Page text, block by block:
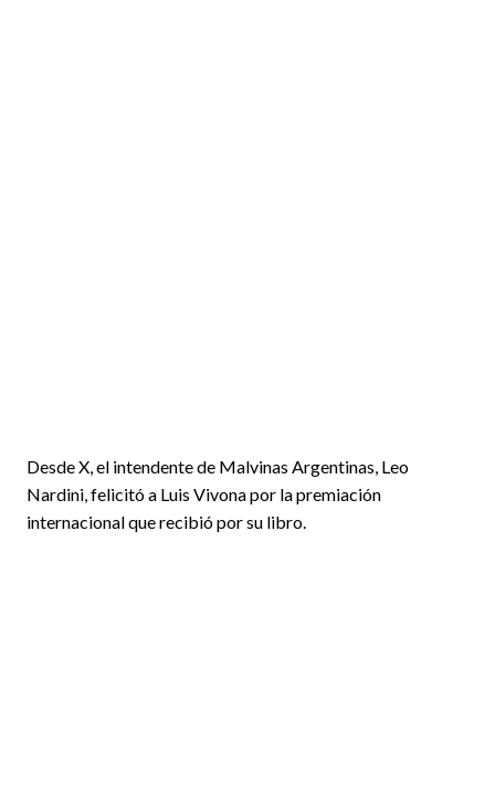
Desde X, el intendente de Malvinas Argentinas, Leo
Nardini, felicitó a Luis Vivona por la premiación
internacional que recibió por su libro.